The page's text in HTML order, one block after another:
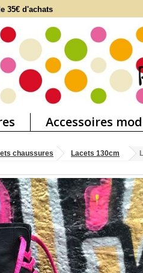
35€ d'achats
Accessoires
chaussures Lacets 130cm